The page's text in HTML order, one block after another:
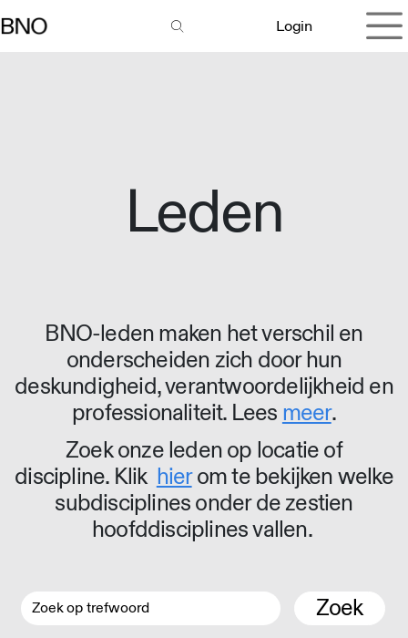
Login
Leden
BNO-leden maken het verschil en
onderscheiden zich door hun
deskundigheid, verantwoordelijkheid en
professionaliteit. Lees meer.
Zoek onze leden op locatie of
discipline. Klik hierom te bekijken welke
subdisciplines onder de zestien
hoofddisciplines vallen.
Zoek